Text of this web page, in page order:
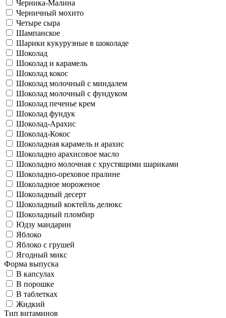
Черника-Малина
Черничный мохито
Четыре сыра
Шампанское
Шарики кукурузные в шоколаде
Шоколад
Шоколад и карамель
Шоколад кокос
Шоколад молочный с миндалем
Шоколад молочный с фундуком
Шоколад печенье крем
Шоколад фундук
Шоколад-Арахис
Шоколад-Кокос
Шоколадная карамель и арахис
Шоколадно арахисовое масло
Шоколадно молочная с хрустящими шариками
Шоколадно-ореховое пралине
Шоколадное мороженое
Шоколадный десерт
Шоколадный коктейль делюкс
Шоколадный пломбир
Юдзу мандарин
Яблоко
Яблоко с грушей
Ягодный микс
Форма выпуска
В капсулах
В порошке
В таблетках
Жидкий
Тип витаминов